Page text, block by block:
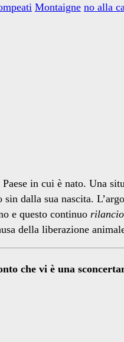
Montaigne no alla
Paese in cui è nato. Una
dalla sua nascita.
e questo continuo
della liberazione
che vi è una